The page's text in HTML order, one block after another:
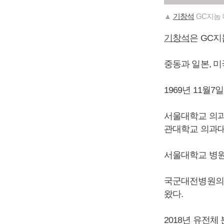
▲ 기창석 GC지놈
기창석은 GC
중동과 일본,
1969년 11월7
서울대학교 의
관대학교 의과
서울대학교 병
국군대전병원
왔다.
2018년 유전체